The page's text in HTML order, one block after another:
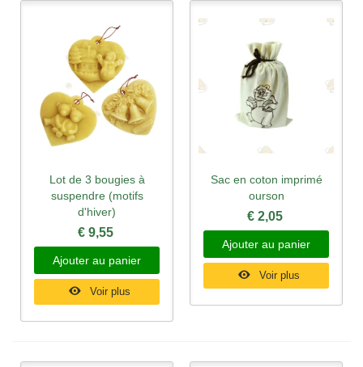
Lot de 3 bougies à
suspendre (motifs
d'hiver)
€ 9,55
Ajouter au panier
Voir plus
Sac en coton imprimé
ourson
€ 2,05
Ajouter au panier
Voir plus